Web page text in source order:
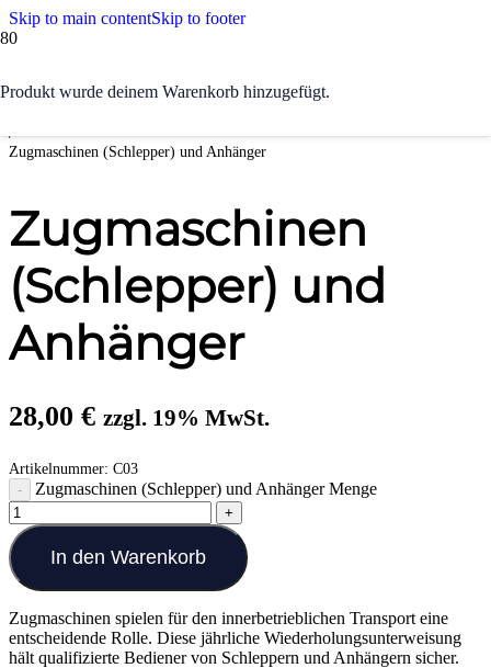
Skip to main contentSkip to footer
Produkt wurde deinem Warenkorb hinzugefügt.
/
/
Zugmaschinen (Schlepper) und Anhänger
Zugmaschinen
(Schlepper) und
Anhänger
28,00 € zzgl. 19% MwSt.
Artikelnummer: C03
Zugmaschinen (Schlepper) und Anhänger Menge
In den Warenkorb
Zugmaschinen spielen für den innerbetrieblichen Transport eine
entscheidende Rolle. Diese jährliche Wiederholungsunterweisung
hält qualifizierte Bediener von Schleppern und Anhängern sicher.